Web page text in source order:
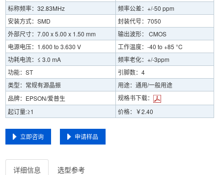
标称频率：32.83MHz
频率公差：+/-50 ppm
安装方式：SMD
封装代号：7050
外部尺寸：7.00 x 5.00 x 1.50 mm
输出波形： CMOS
电源电压：1.600 to 3.630 V
工作温度：-40 to +85 °C
功耗电流：≤ 3.0 mA
频率老化：+/-3ppm
功能：ST
引脚数：4
类型：常规有源晶振
用途：通用/一般用途
品牌：EPSON/爱普生
规格书下载：
起订量:≥1
价格：￥2.40
立即咨询 申请样品
详细信息 选型参考